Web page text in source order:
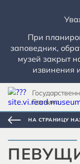
При
заповедник,
музей закрыт
извинения
Есенина
НА СТРАНИЦУ